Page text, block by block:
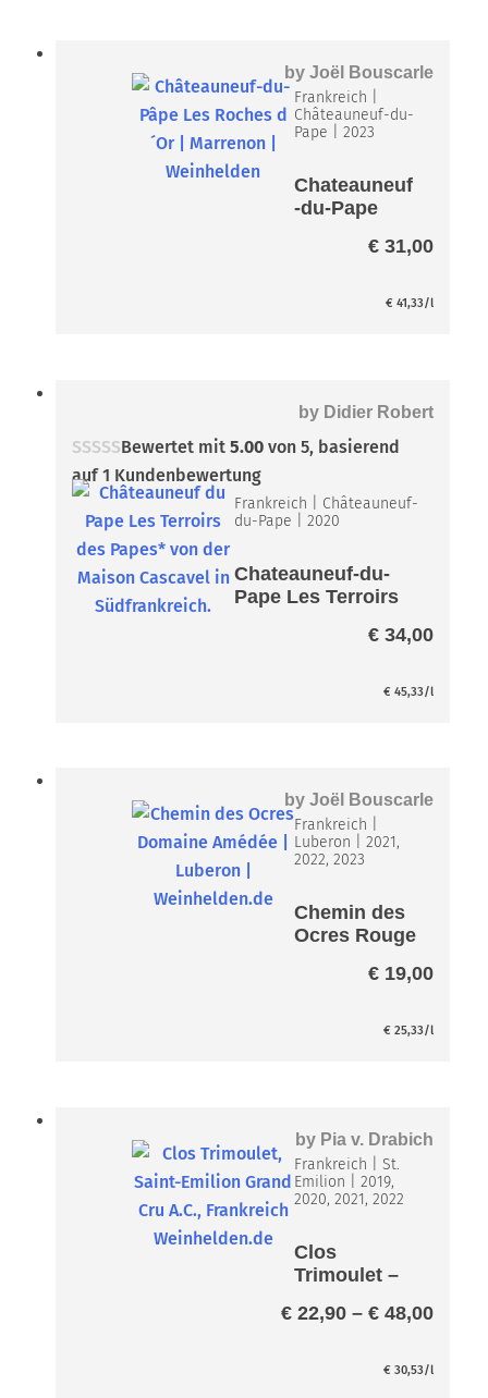
by Joël Bouscarle
Frankreich
Châteauneuf-du-
Pape |2023
Chateauneuf
-du-Pape
€31,00
€ 41,33/l
by Didier Robert
Bewertet mit5.00 von 5, basierend
auf1 Kundenbewertung
Frankreich
Châteauneuf-
du-Pape |2020
Chateauneuf-du-
Pape Les Terroirs
€34,00
€ 45,33/l
by Joël Bouscarle
Frankreich
Luberon |2021,
2022, 2023
Chemin des
Ocres Rouge
€19,00
€ 25,33/l
by Pia v. Drabich
Frankreich |St.
Emilion |2019,
2020, 2021, 2022
Clos
Trimoulet –
Emilion
€22,90 – €48,00
€
€ 30,53/l